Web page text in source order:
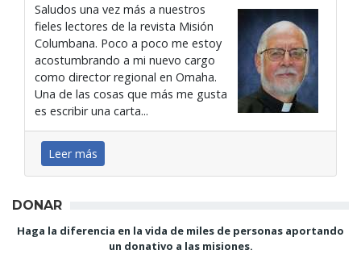
Saludos una vez más a nuestros
fieles lectores de la revista Misión
Columbana. Poco a poco me estoy
acostumbrando a mi nuevo cargo
como director regional en Omaha.
Una de las cosas que más me gusta
es escribir una carta...
Leer más
DONAR
Haga la diferencia en la vida de miles de personas aportando
un donativo a las misiones.